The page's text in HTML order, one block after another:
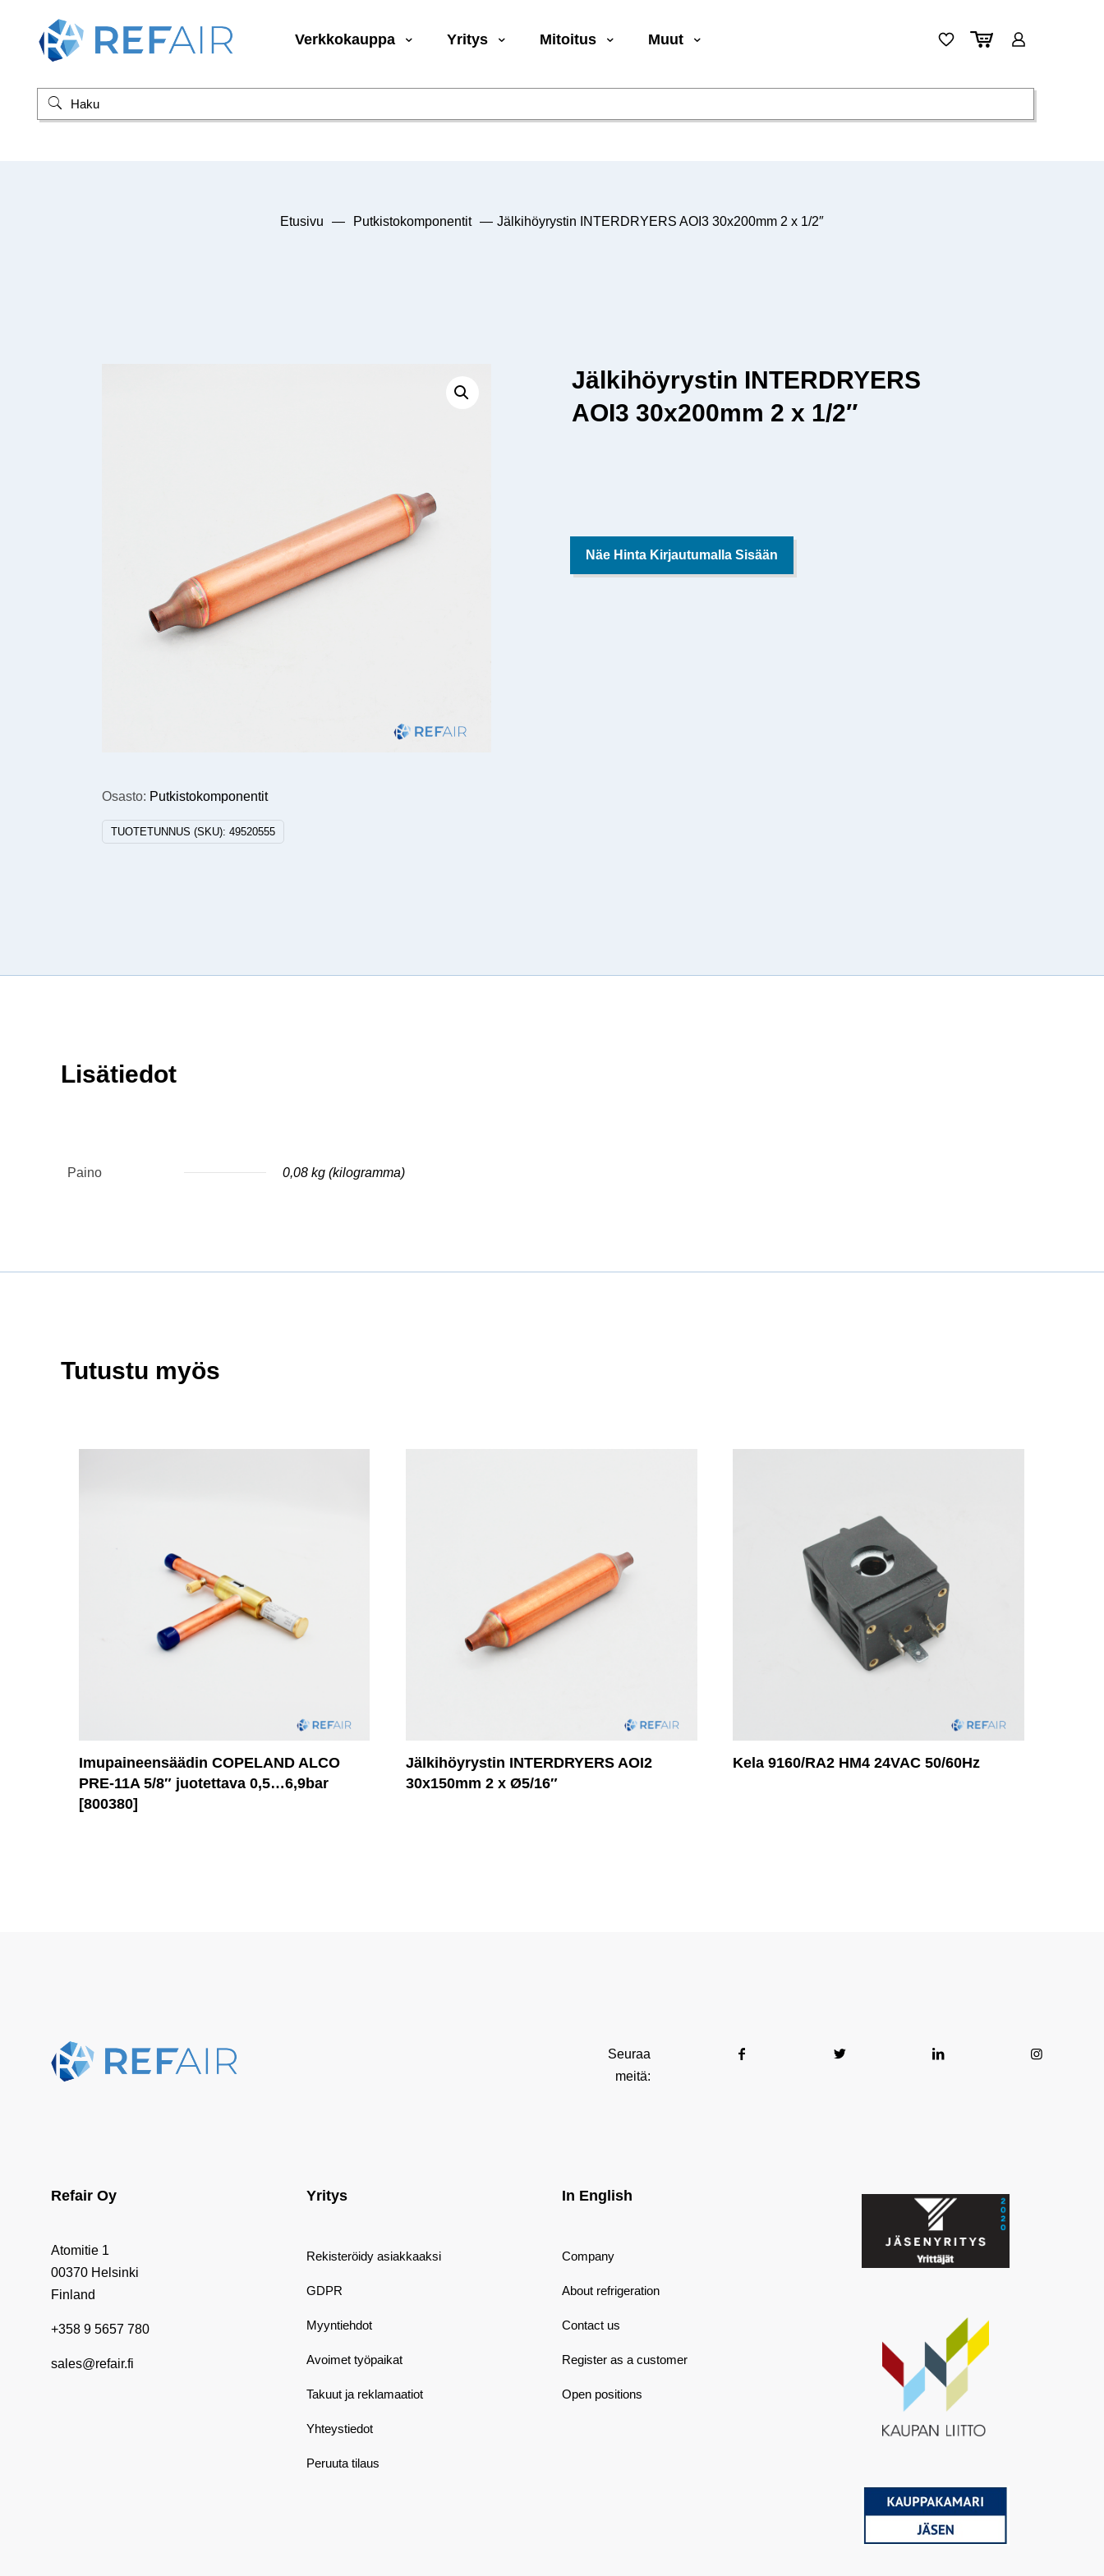
Verkkokauppa Yritys Mitoitus Muut
Etusivu — Putkistokomponentit — Jälkihöyrystin INTERDRYERS AOI3 30x200mm 2 x 1/2″
Osasto: Putkistokomponentit
TUOTETUNNUS (SKU):49520555
Jälkihöyrystin INTERDRYERS
AOI3 30x200mm 2 x 1/2″
Näe Hinta Kirjautumalla Sisään
Lisätiedot
Paino 0,08 kg (kilogramma)
Tutustu myös
Imupaineensäädin COPELAND ALCO
PRE-11A 5/8″ juotettava 0,5…6,9bar
[800380]
Jälkihöyrystin INTERDRYERS AOI2
30x150mm 2 x Ø5/16″
Kela 9160/RA2 HM4 24VAC 50/60Hz
Seuraa
meitä:
Refair Oy
Atomitie 1
00370 Helsinki
Finland
+358 9 5657 780
sales@refair.fi
Yritys
Rekisteröidy asiakkaaksi
GDPR
Myyntiehdot
Avoimet työpaikat
Takuut ja reklamaatiot
Yhteystiedot
Peruuta tilaus
In English
Company
About refrigeration
Contact us
Register as a customer
Open positions